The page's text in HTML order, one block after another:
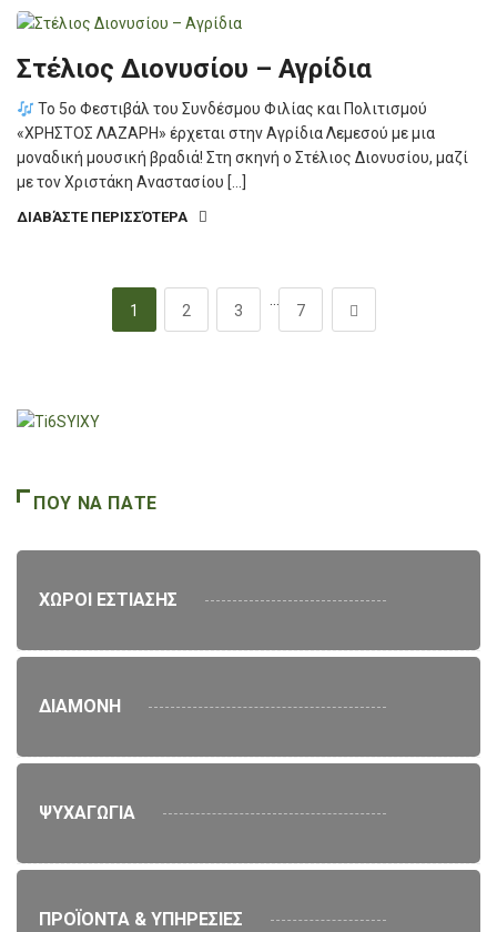
Στέλιος Διονυσίου – Αγρίδια
Το 5ο Φεστιβάλ του Συνδέσμου Φιλίας και Πολιτισμού
«ΧΡΗΣΤΟΣ ΛΑΖΑΡΗ» έρχεται στην Αγρίδια Λεμεσού με μια
μοναδική μουσική βραδιά! Στη σκηνή ο Στέλιος Διονυσίου, μαζί
με τον Χριστάκη Αναστασίου […]
ΔΙΑΒΆΣΤΕ ΠΕΡΙΣΣΌΤΕΡΑ
1 2 3
…
7
ΠΟΥ ΝΑ ΠΑΤΕ
ΧΩΡΟΙ ΕΣΤΙΑΣΗΣ
ΔΙΑΜΟΝΗ
ΨΥΧΑΓΩΓΙΑ
ΠΡΟΪΟΝΤΑ & ΥΠΗΡΕΣΙΕΣ